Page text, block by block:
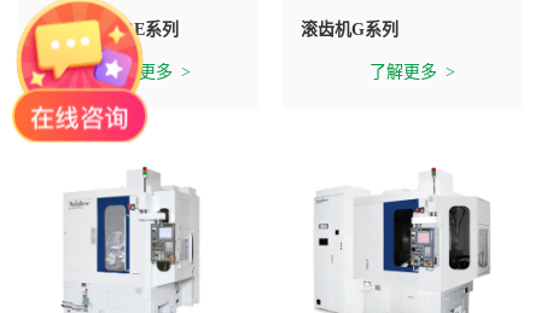
干切滚齿机GE系列
了解更多
滚齿机G系列
了解更多